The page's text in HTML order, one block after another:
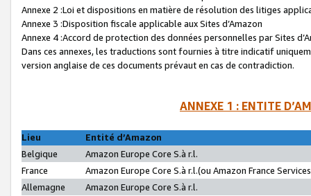
Annexe 2 :Loi et dispositions en matière de résolution des litiges
Annexe 3 :Disposition fiscale applicable aux Sites d’Amazon
Annexe 4 :Accord de protection des données personnelles par Sites
Dans ces annexes, les traductions sont fournies à titre indicatif
version anglaise de ces documents prévaut en cas de contradiction.
ANNEXE 1 : ENTITE
Lieu
Entité d’Amazon
Belgique
Amazon Europe Core S.à r.l.
France
Amazon Europe Core S.à r.l.(ou Amazon France
Allemagne
Amazon Europe Core S.à r.l.